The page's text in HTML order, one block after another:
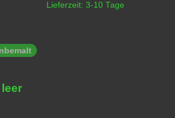
Lieferzeit:3-10 Tage